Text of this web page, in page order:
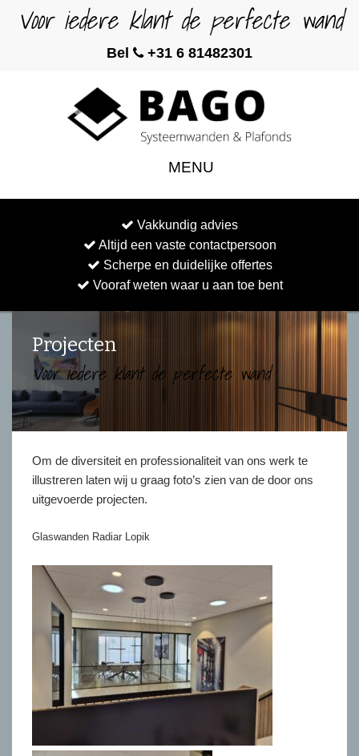
Voor iedere klant de perfecte wand
Bel +31 6 81482301
MENU
Vakkundig advies
Altijd een vaste contactpersoon
Scherpe en duidelijke offertes
Vooraf weten waar u aan toe bent
Projecten
Voor iedere klant de perfecte wand
Om de diversiteit en professionaliteit van ons werk te
illustreren laten wij u graag foto’s zien van de door ons
uitgevoerde projecten.
Glaswanden Radiar Lopik